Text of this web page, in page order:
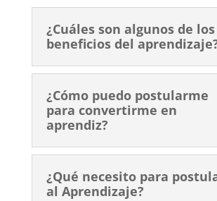
¿Cuáles son algunos de los
beneficios del
¿Cómo puedo postularme
para convertirme en
aprendiz?
¿Qué necesito para
al Aprendizaje?